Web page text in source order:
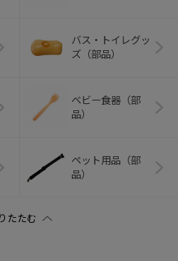
バス・トイレグッ
ズ（部品）
ベビー食器（部
品）
ペット用品（部
品）